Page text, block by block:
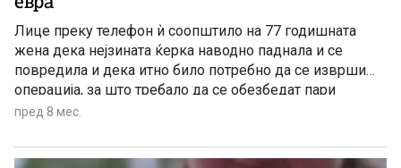
Лице преку телефон ѝ соопштило на 77 годишната
жена дека нејзината ќерка наводно паднала и се
повредила и дека итно било потребно да се изврши
операција, за што требало да се обезбедат пари
пред 8 мес.